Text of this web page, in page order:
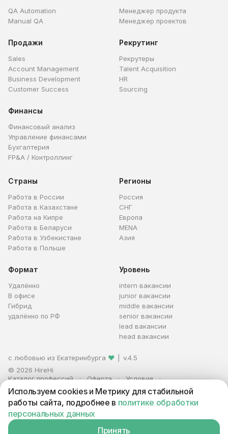
QA Automation
Manual QA
Менеджер продукта
Менеджер проектов
Продажи
Sales
Account Management
Business Development
Customer Success
Рекрутинг
Рекрутеры
Talent Acquisition
HR
Sourcing
Финансы
Финансовый анализ
Управление финансами
Бухгалтерия
FP&A / Контроллинг
Страны
Работа в России
Работа в Казахстане
Работа на Кипре
Работа в Беларуси
Работа в Узбекистане
Работа в Польше
Регионы
Россия
СНГ
Европа
MENA
Азия
Формат
Удалённо
В офисе
Гибрид
удалённо по РФ
Уровень
intern вакансии
junior вакансии
middle вакансии
senior вакансии
lead вакансии
head вакансии
с любовью из Екатеринбурга ❤
v.4.5
© 2026 HireHi
Каталог профессий
Оферта
Условия
Персональные данные
Реклама
ИП Захаров Антон Алексеевич · ИНН 663005711880 · ОГРНИП
321665800059102
Используем cookies и Метрику для стабильной
работы сайта, подробнее в политике обработки
персональных данных
Принять